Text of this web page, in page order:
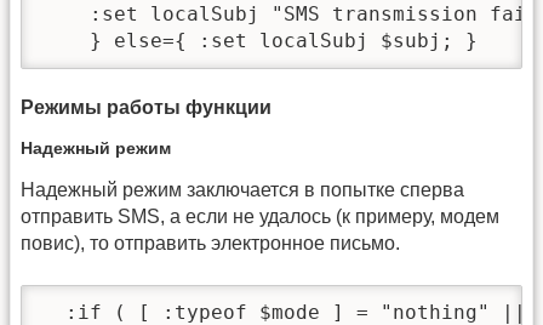
:set localSubj "SMS transmission
    } else={ :set localSubj $subj; }
Режимы работы функции
Надежный режим
Надежный режим заключается в попытке сперва
отправить SMS, а если не удалось (к примеру, модем
повис), то отправить электронное письмо.
:if ( [ :typeof $mode ] = "nothing" ||